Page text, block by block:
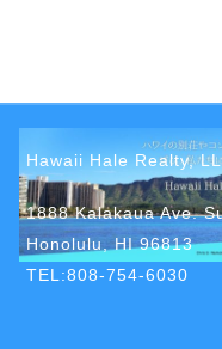
Hawaii Hale Realty,
1888 Kalakaua Ave.
Honolulu, HI 96813
TEL:808-754-6030